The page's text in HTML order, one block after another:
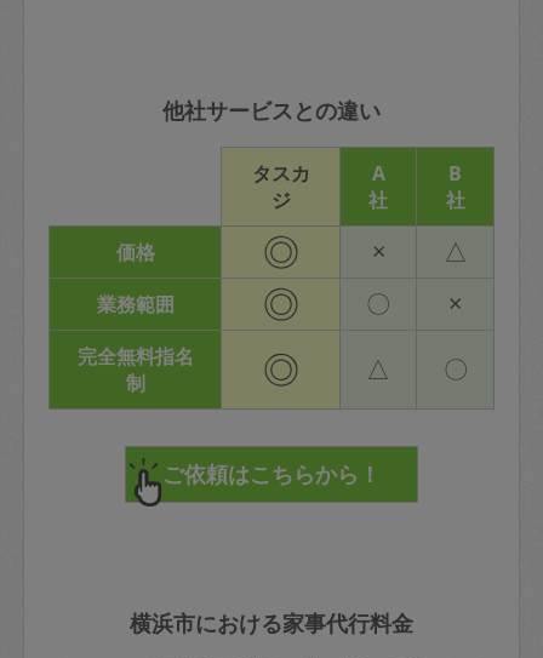
他社サービスとの違い
タスカ
ジ
A
社
B
社
価格
◎ × △
業務範囲 ◎ 〇 ×
完全無料指名
制
◎ △ 〇
横浜市における家事代行料金